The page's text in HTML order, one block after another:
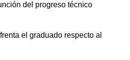
del progreso técnico
el graduado respecto al